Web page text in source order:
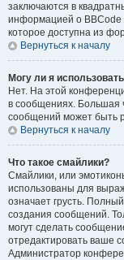
заключаются в
информацией о BBCode
которое доступна из
Вернуться к началу
Могу ли я
Нет. На этой
в сообщениях. Большая
сообщений может быть
Вернуться к началу
Что такое смайлики?
Смайлики, или
использованы для
означает грусть.
создания сообщений.
могут сделать
отредактировать ваше
Администратор